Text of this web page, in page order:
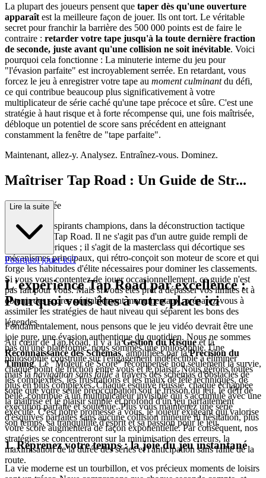
La plupart des joueurs pensent que taper dès qu'une ouverture
apparaît est la meilleure façon de jouer. Ils ont tort. Le véritable
secret pour franchir la barrière des 500 000 points est de faire le
contraire : retarder votre tape jusqu'à la toute dernière fraction
de seconde, juste avant qu'une collision ne soit inévitable. Voici
pourquoi cela fonctionne : La minuterie interne du jeu pour
"l'évasion parfaite" est incroyablement serrée. En retardant, vous
forcez le jeu à enregistrer votre tape au moment culminantdu défi,
ce qui contribue beaucoup plus significativement à votre
multiplicateur de série caché qu'une tape précoce et sûre. C'est une
stratégie à haut risque et à forte récompense qui, une fois maîtrisée,
débloque un potentiel de score sans précédent en atteignant
constamment la fenêtre de "tape parfaite".
Maintenant, allez-y. Analysez. Entraînez-vous. Dominez.
Maîtriser Tap Road : Un Guide de Str...
atégie Avancée
Bienvenue, aspirants champions, dans la déconstruction tactique
définitive de Tap Road. Il ne s'agit pas d'un autre guide rempli de
conseils génériques ; il s'agit de la masterclass qui décortique ses
mécanismes principaux, qui rétro-conçoit son moteur de score et qui
forge les habitudes d'élite nécessaires pour dominer les classements.
Si vous vous contentez de jouer occasionnellement, ce guide n'est
pas fait pour vous. Mais si vous êtes prêt à dépasser vos limites et à
obtenir des scores véritablement monumentaux, préparez-vous à
assimiler les stratégies de haut niveau qui séparent les bons des
légendes.
Au cœur de Tap Road, il y a laGestion du Risqueet la
Reconnaissance des Schémas, amplifiées par laPrécision du
Timing. Le "Moteur de Score" récompense non seulement la survie,
mais lanavigation sans failleà travers des schémas d'obstacles de
plus en plus complexes. Chaque esquive réussie, chaque échappée
belle, contribue à un multiplicateur invisible qui s'accumule avec une
exécution parfaite et soutenue. Plus vous maintenez une série
d'esquives parfaites sans aucune collision mineure ni hésitation, plus
votre score augmentera de façon exponentielle. Par conséquent, nos
stratégies se concentreront sur la minimisation des erreurs, la
maximisation de la durée des séries et l'anticipation sans faille de la
route.
Lire la suite
Pourquoi jouer ici?
L'expérience Tap Road par excellence :
Pourquoi vous êtes à votre place ici
Fondamentalement, nous pensons que le jeu vidéo devrait être une
joie pure, une évasion authentique du quotidien. Nous ne sommes
pas qu'une plateforme, nous sommes une philosophie. Une
philosophie construite sur l'engagement indéfectible à éliminer
chaque point de friction entre vous et le plaisir. Nous gérons toutes
les complexités, les frustrations et les maux de tête techniques, de
sorte que votre seule préoccupation soit le frisson du jeu, le défi de
la maîtrise et le plaisir simple et profond d'un jeu parfaitement
exécuté. C'est notre promesse à vous, le joueur exigeant qui valorise
son temps, sa tranquillité d'esprit et sa passion pour le jeu.
1. Reprenez votre temps : la joie du jeu instantané
La vie moderne est un tourbillon, et vos précieux moments de loisirs